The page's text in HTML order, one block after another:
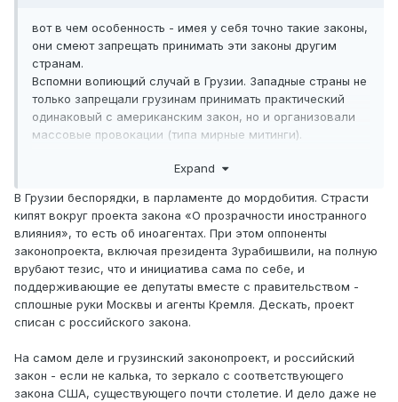
вот в чем особенность - имея у себя точно такие законы,
они смеют запрещать принимать эти законы другим
странам.
Вспомни вопиющий случай в Грузии. Западные страны не
только запрещали грузинам принимать практический
одинаковый с американским закон, но и организовали
массовые провокации (типа мирные митинги).
контролировать ее, мешать обустраивать жизнь в чужой
населения они жаждут, жаждут вынести во власть своих
ставленников (как на Украине - простым украинцам это
стоило страшных бед) - но почему-то лезть в свои дела
не позволяют.
Запад слишком эгоистичен и беспринципен в жажде
жить за чужой счет.
Expand
В Грузии беспорядки, в парламенте до мордобития. Страсти
кипят вокруг проекта закона «О прозрачности иностранного
влияния», то есть об иноагентах. При этом оппоненты
законопроекта, включая президента Зурабишвили, на полную
врубают тезис, что и инициатива сама по себе, и
поддерживающие ее депутаты вместе с правительством -
сплошные руки Москвы и агенты Кремля. Дескать, проект
списан с российского закона.
На самом деле и грузинский законопроект, и российский
закон - если не калька, то зеркало с соответствующего
закона США, существующего почти столетие. И дело даже не